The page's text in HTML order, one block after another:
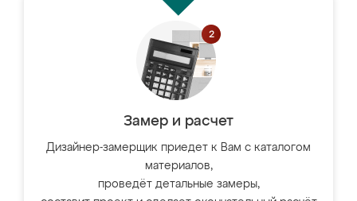
Замер и расчет
Дизайнер-замерщик приедет к Вам с каталогом
материалов,
проведёт детальные замеры,